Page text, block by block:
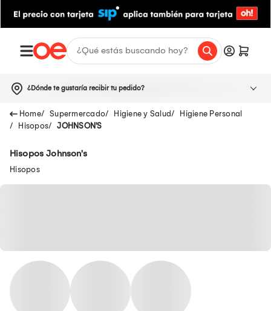
¿Dónde te gustaría recibir tu pedido?
Supermercado Higiene y Salud
Higiene Personal
Hisopos
JOHNSON'S
Hisopos Johnson's
Hisopos